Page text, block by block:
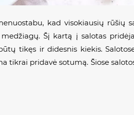
kad visokiausių rūšių
Šį kartą į salotas
tikęs ir didesnis kiekis.
tikrai pridavė sotumą. Šiose